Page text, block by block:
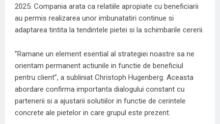
2025. Compania arata ca relatiile apropiate cu beneficiarii
au permis realizarea unor imbunatatiri continue si
adaptarea tintita la tendintele pietei si la schimbarile cererii.
”Ramane un element esential al strategiei noastre sa ne
orientam permanent actiunile in functie de beneficiul
pentru client”, a subliniat Christoph Hugenberg. Aceasta
abordare confirma importanta dialogului constant cu
partenerii si a ajustarii solutiilor in functie de cerintele
concrete ale pietelor in care grupul este prezent.